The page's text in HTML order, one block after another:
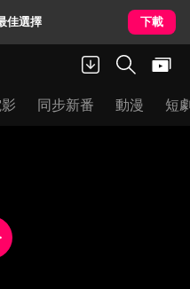
佳選擇 下載
同步新番 動漫 短